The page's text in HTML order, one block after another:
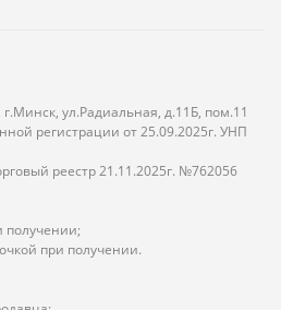
ул.Радиальная, д.11Б, пом.11
регистрации от 25.09.2025г. УНП
реестр 21.11.2025г. №762056
при получении.